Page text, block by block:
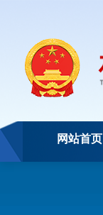
网站首页